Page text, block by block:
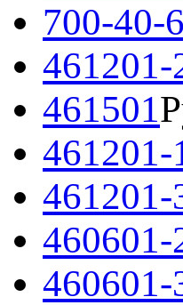
700-40-
461201-
461501
461201-
461201-
460601-
460601-